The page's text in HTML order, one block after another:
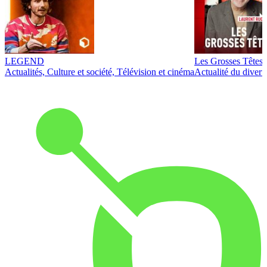
LEGEND
Actualités, Culture et société, Télévision et cinéma
Les Grosses Têtes
Actualité du